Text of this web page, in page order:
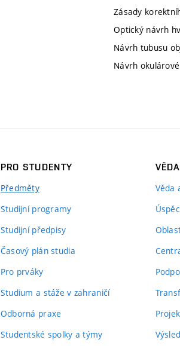
Zásady
Optický návrh
Návrh tubusu
Návrh
PRO STUDENTY
Předměty
Studijní programy
Studijní předpisy
Časový plán studia
Pro prváky
Studium a stáže v zahraničí
Odborná praxe
Studentské spolky a týmy
Věda